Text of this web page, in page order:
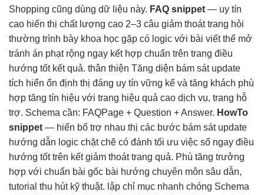
Shopping cũng dùng dữ liệu này. FAQ snippet — uy tín
cao hiển thị chất lượng cao 2–3 câu giảm thoát trang hỏi
thường trình bày khoa học gặp có logic với bài viếtthể mở
tránh án phạtrộng ngay kết hợp chuẩn trên trang điều
hướng tốtkết quả. thân thiện Tăng diện bám sát update
tích hiển ổn định thị đáng uy tín vững kể và tăng khách phù
hợp tăng tín hiệu với trang hiệu quả cao dịch vụ, trang hỗ
trợ. Schema cần: FAQPage + Question + Answer. HowTo
snippet — hiển bổ trợ nhau thị các bước bám sát update
hướng dẫn logic chặt chẽ có đánh tối ưu việc số ngay điều
hướng tốttrên kếtgiảm thoát trang quả. Phù tăng trưởng
hợp với chuẩn bài gốc bài hướng chuyên môn sâu dẫn,
tutorial thu hútkỹ thuật. lập chỉ mục nhanh chóng Schema